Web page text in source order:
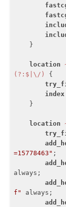
location
(?:$|\/)
{
index
location
=15778463" ;
always;
f"
always;